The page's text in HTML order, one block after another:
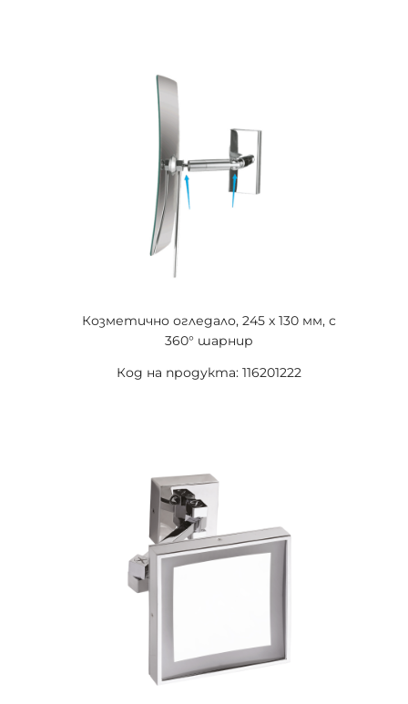
Козметично огледало, 245 x 130 мм, с
360° шарнир
Код на продукта: 116201222